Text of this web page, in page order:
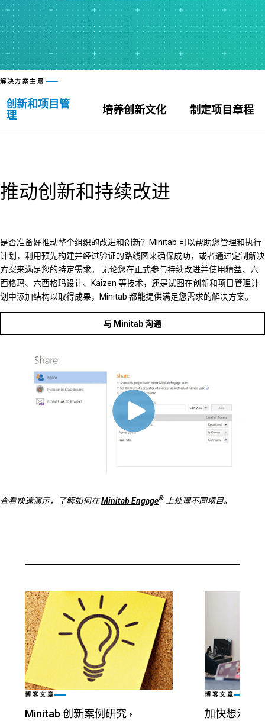
解决方案主题
创新和项目管
理
培养创新文化 制定项目章程
推动创新和持续改进
是否准备好推动整个组织的改进和创新？Minitab 可以帮助您管理和执行
计划，利用预先构建并经过验证的路线图来确保成功，或者通过定制解决
方案来满足您的特定需求。 无论您在正式参与持续改进并使用精益、六
西格玛、六西格玛设计、Kaizen 等技术，还是试图在创新和项目管理计
划中添加结构以取得成果，Minitab 都能提供满足您需求的解决方案。
与 Minitab 沟通
查看快速演示，了解如何在Minitab Engage® 上处理不同项目。
博客文章
Minitab 创新案例研究 ›
博客文章
加快想法产